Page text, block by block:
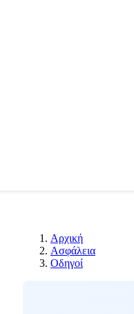
Αρχική
Ασφάλεια
Οδηγοί